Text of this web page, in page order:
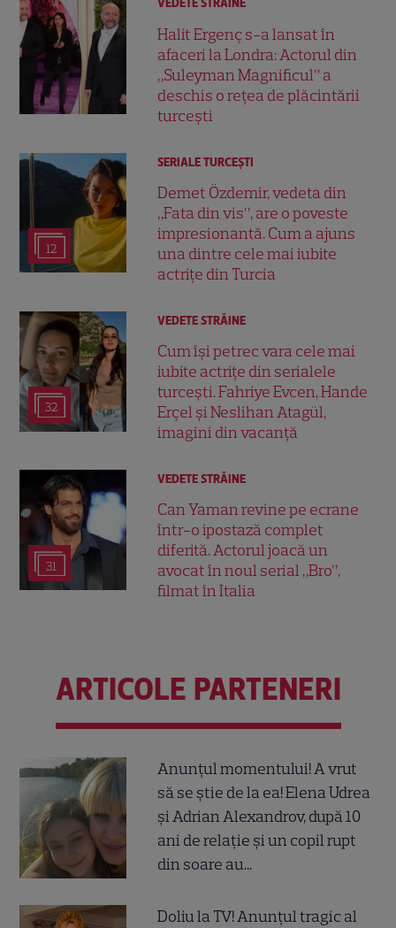
VEDETE STRĂINE
Halit Ergenç s-a lansat în
afaceri la Londra: Actorul din
„Suleyman Magnificul” a
deschis o rețea de plăcintării
turcești
12
SERIALE TURCEŞTI
Demet Özdemir, vedeta din
„Fata din vis”, are o poveste
impresionantă. Cum a ajuns
una dintre cele mai iubite
actrițe din Turcia
32
VEDETE STRĂINE
Cum își petrec vara cele mai
iubite actrițe din serialele
turcești. Fahriye Evcen, Hande
Erçel și Neslihan Atagül,
imagini din vacanță
31
VEDETE STRĂINE
Can Yaman revine pe ecrane
într-o ipostază complet
diferită. Actorul joacă un
avocat în noul serial „Bro”,
filmat în Italia
ARTICOLE PARTENERI
Anunțul momentului! A vrut
să se știe de la ea! Elena Udrea
și Adrian Alexandrov, după 10
ani de relație și un copil rupt
din soare au...
Doliu la TV! Anunțul tragic al